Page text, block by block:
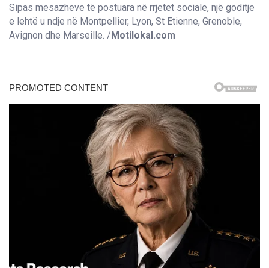
Sipas mesazheve të postuara në rrjetet sociale, një goditje
e lehtë u ndje në Montpellier, Lyon, St Etienne, Grenoble,
Avignon dhe Marseille. / Motilokal.com